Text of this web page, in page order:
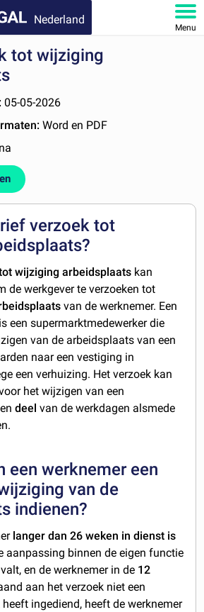
Nederland
Menu
tot wijziging
05-05-2026
Word en PDF
verzoek tot
wijziging arbeidsplaats kan
de werkgever te verzoeken tot
van de werknemer. Een
een supermarktmedewerker die
van de arbeidsplaats van een
naar een vestiging in
een verhuizing. Het verzoek kan
het wijzigen van een
deelvan de werkdagen alsmede
een werknemer een
van de
indienen?
langer dan 26 weken in dienst is
aanpassing binnen de eigen functie
en de werknemer in de 12
aan het verzoek niet een
ingediend, heeft de werknemer